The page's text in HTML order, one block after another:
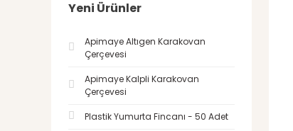
Yeni Ürünler
Apimaye Altıgen Karakovan
Çerçevesi
Apimaye Kalpli Karakovan
Çerçevesi
Plastik Yumurta Fincanı - 50 Adet